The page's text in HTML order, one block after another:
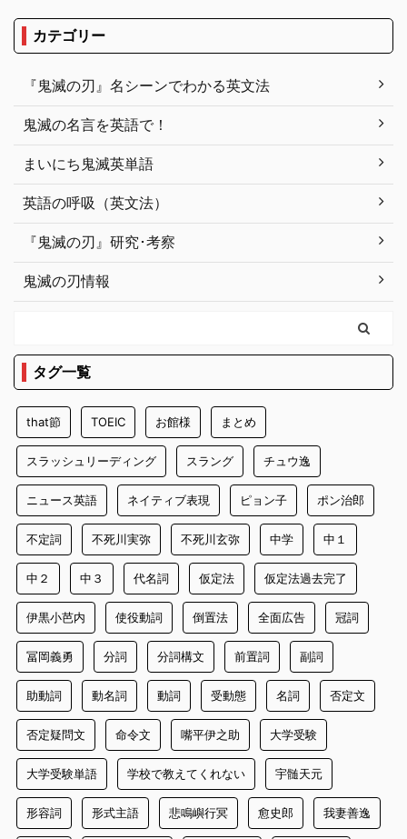
カテゴリー
『鬼滅の刃』名シーンでわかる英文法
鬼滅の名言を英語で！
まいにち鬼滅英単語
英語の呼吸（英文法）
『鬼滅の刃』研究･考察
鬼滅の刃情報
タグ一覧
that節 TOEIC お館様 まとめ
スラッシュリーディング スラング チュウ逸
ニュース英語 ネイティブ表現 ピョン子 ポン治郎
不定詞 不死川実弥 不死川玄弥 中学 中１
中２ 中３ 代名詞 仮定法 仮定法過去完了
伊黒小芭内 使役動詞 倒置法 全面広告 冠詞
冨岡義勇 分詞 分詞構文 前置詞 副詞
助動詞 動名詞 動詞 受動態 名詞 否定文
否定疑問文 命令文 嘴平伊之助 大学受験
大学受験単語 学校で教えてくれない 宇髄天元
形容詞 形式主語 悲鳴嶼行冥 愈史郎 我妻善逸